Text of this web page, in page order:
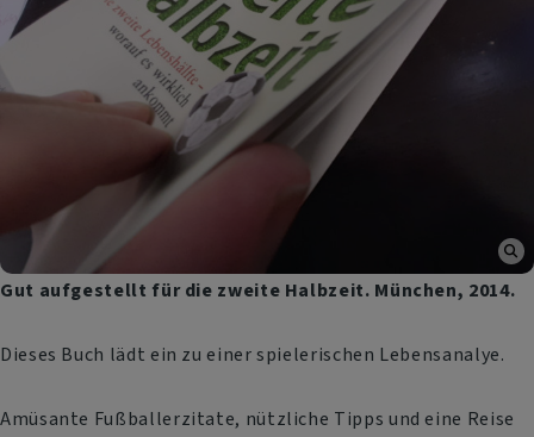
Gut aufgestellt für die zweite Halbzeit. München, 2014.
Dieses Buch lädt ein zu einer spielerischen Lebensanalye.
Amüsante Fußballerzitate, nützliche Tipps und eine Reise